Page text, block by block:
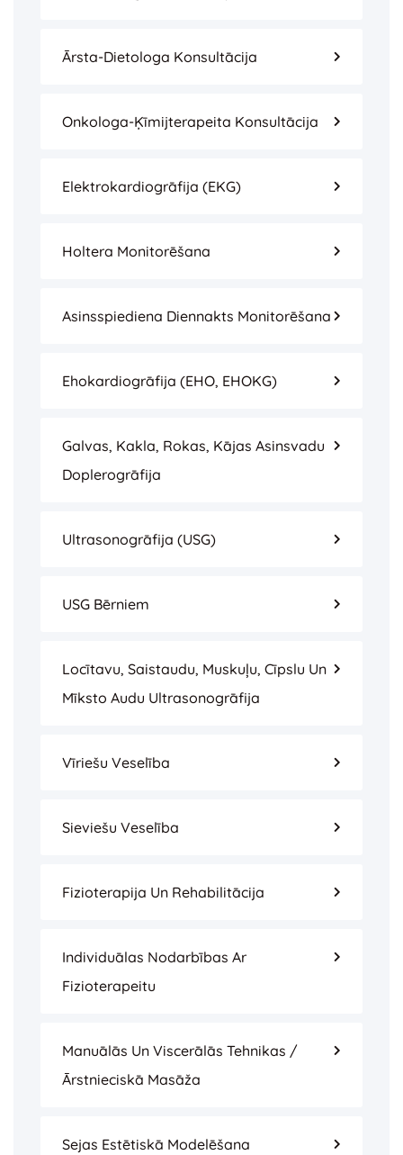
Ārsta-Dietologa Konsultācija
Onkologa-Ķīmijterapeita Konsultācija
Elektrokardiogrāfija (EKG)
Holtera Monitorēšana
Asinsspiediena Diennakts Monitorēšana
Ehokardiogrāfija (EHO, EHOKG)
Galvas, Kakla, Rokas, Kājas Asinsvadu
Doplerogrāfija
Ultrasonogrāfija (USG)
USG Bērniem
Locītavu, Saistaudu, Muskuļu, Cīpslu Un
Mīksto Audu Ultrasonogrāfija
Vīriešu Veselība
Sieviešu Veselība
Fizioterapija Un Rehabilitācija
Individuālas Nodarbības Ar
Fizioterapeitu
Manuālās Un Viscerālās Tehnikas /
Ārstnieciskā Masāža
Sejas Estētiskā Modelēšana